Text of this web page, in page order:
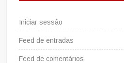
Iniciar sessão
Feed de entradas
Feed de comentários